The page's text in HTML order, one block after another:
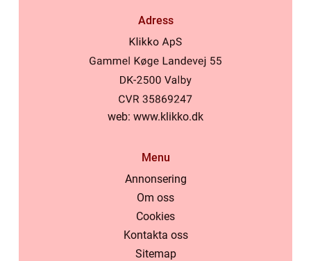
Adress
web: www.klikko.dk
Menu
Annonsering
Om oss
Cookies
Kontakta oss
Sitemap